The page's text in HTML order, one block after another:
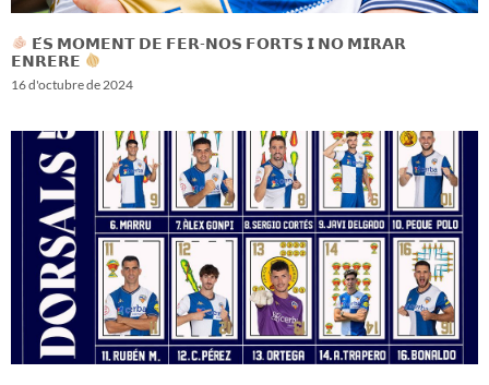
𝗘́𝗦 𝗠𝗢𝗠𝗘𝗡𝗧 𝗗𝗘 𝗙𝗘𝗥-𝗡𝗢𝗦 𝗙𝗢𝗥𝗧𝗦 𝗜 𝗡𝗢 𝗠𝗜𝗥𝗔𝗥
𝗘𝗡𝗥𝗘𝗥𝗘
16 d'octubre de 2024